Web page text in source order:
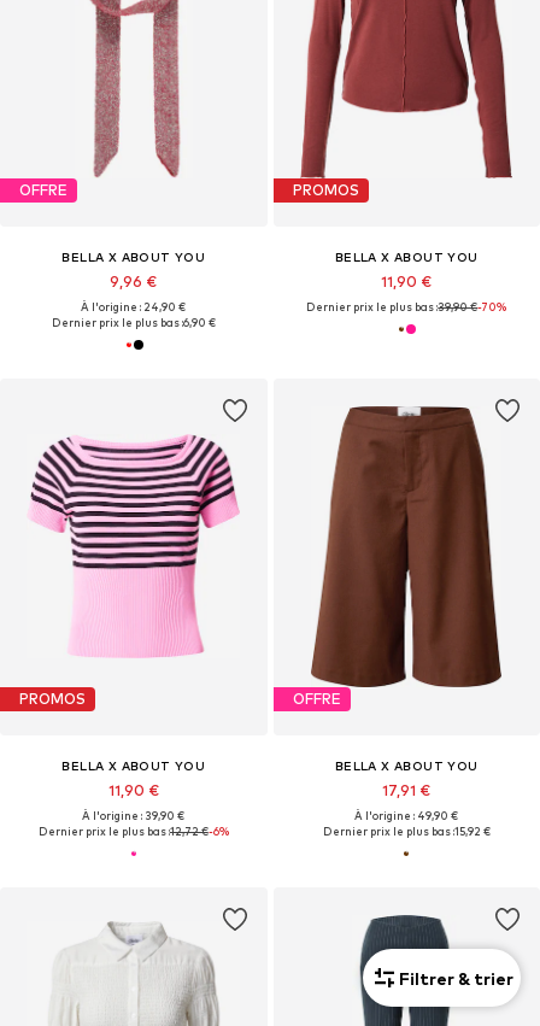
OFFRE
BELLA X ABOUT YOU
9,96 €
À l'origine : 24,90 €
Dernier prix le plus bas :6,90 €
PROMOS
BELLA X ABOUT YOU
11,90 €
Dernier prix le plus bas :39,90 €-70%
PROMOS
BELLA X ABOUT YOU
11,90 €
À l'origine : 39,90 €
Dernier prix le plus bas :12,72 €-6%
OFFRE
BELLA X ABOUT YOU
17,91 €
À l'origine : 49,90 €
Dernier prix le plus bas :15,92 €
Filtrer & trier